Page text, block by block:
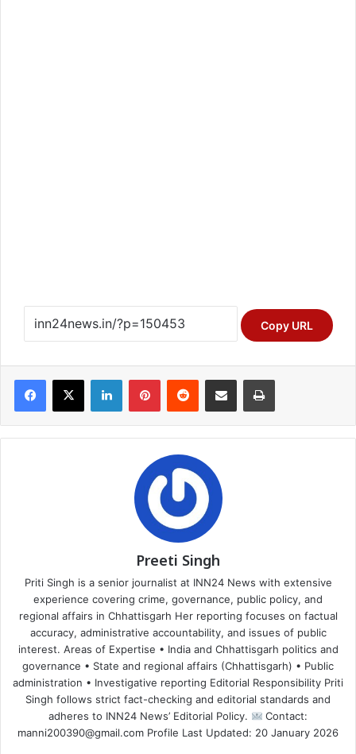
Copy URL
Facebook
X LinkedInPinterestReddit Share via Email Print
Preeti Singh
Priti Singh is a senior journalist at INN24 News with extensive
experience covering crime, governance, public policy, and
regional affairs in Chhattisgarh Her reporting focuses on factual
accuracy, administrative accountability, and issues of public
interest. Areas of Expertise • India and Chhattisgarh politics and
governance • State and regional affairs (Chhattisgarh) • Public
administration • Investigative reporting Editorial Responsibility Priti
Singh follows strict fact-checking and editorial standards and
adheres to INN24 News’ Editorial Policy.
Contact:
manni200390@gmail.com Profile Last Updated: 20 January 2026